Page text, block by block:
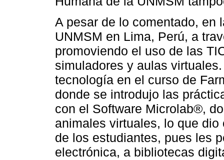
A pesar de lo comentado, en
UNMSM en Lima, Perú, a
promoviendo el uso de las
simuladores y aulas
tecnología en el curso de
donde se introdujo las
con el Software Microlab®,
animales virtuales, lo que
de los estudiantes, pues les
electrónica, a bibliotecas